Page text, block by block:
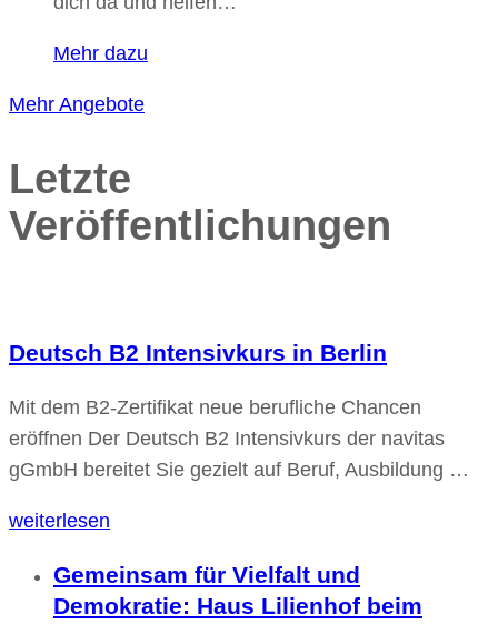
Mehr dazu
Mehr Angebote
Letzte
Veröffentlichungen
Deutsch B2 Intensivkurs in Berlin
Mit dem B2-Zertifikat neue berufliche Chancen
eröffnen Der Deutsch B2 Intensivkurs der navitas
gGmbH bereitet Sie gezielt auf Beruf, Ausbildung …
weiterlesen
Gemeinsam für Vielfalt und
Demokratie: Haus Lilienhof beim